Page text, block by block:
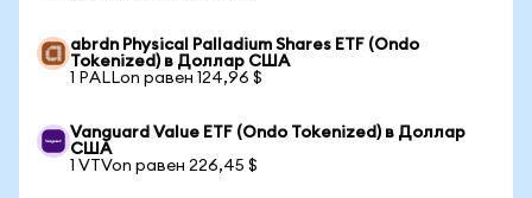
abrdn Physical Palladium Shares ETF (Ondo
Tokenized) в Доллар США
1 PALLon равен 124,96 $
Vanguard Value ETF (Ondo Tokenized) в Доллар
США
1 VTVon равен 226,45 $